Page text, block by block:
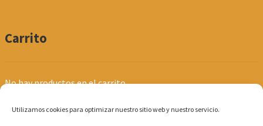
Utilizamos cookies para optimizar nuestro sitio web y nuestro servicio.
Carrito
No hay productos en el carrito.